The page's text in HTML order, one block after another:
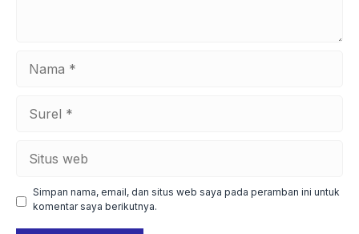
Simpan nama, email, dan situs web saya pada peramban ini untuk
komentar saya berikutnya.